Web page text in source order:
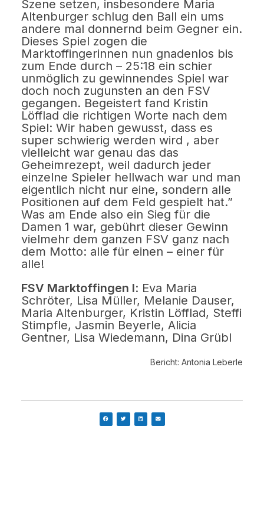
Szene setzen, insbesondere Maria
Altenburger schlug den Ball ein ums
andere mal donnernd beim Gegner ein.
Dieses Spiel zogen die
Marktoffingerinnen nun gnadenlos bis
zum Ende durch – 25:18 ein schier
unmöglich zu gewinnendes Spiel war
doch noch zugunsten an den FSV
gegangen. Begeistert fand Kristin
Löfflad die richtigen Worte nach dem
Spiel: Wir haben gewusst, dass es
super schwierig werden wird , aber
vielleicht war genau das das
Geheimrezept, weil dadurch jeder
einzelne Spieler hellwach war und man
eigentlich nicht nur eine, sondern alle
Positionen auf dem Feld gespielt hat.”
Was am Ende also ein Sieg für die
Damen 1 war, gebührt dieser Gewinn
vielmehr dem ganzen FSV ganz nach
dem Motto: alle für einen – einer für
alle!
FSV Marktoffingen I: Eva Maria
Schröter, Lisa Müller, Melanie Dauser,
Maria Altenburger, Kristin Löfflad, Steffi
Stimpfle, Jasmin Beyerle, Alicia
Gentner, Lisa Wiedemann, Dina Grübl
Bericht: Antonia Leberle